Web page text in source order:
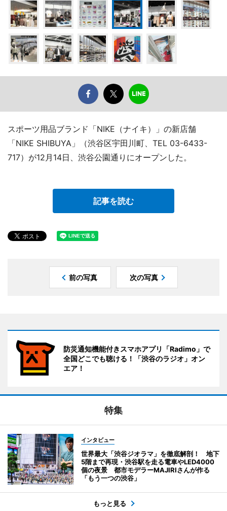
スポーツ用品ブランド「NIKE（ナイキ）」の新店舗
「NIKE SHIBUYA」（渋谷区宇田川町、TEL 03-6433-
717）が12月14日、渋谷公園通りにオープンした。
記事を読む
前の写真 次の写真
防災通知機能付きスマホアプリ「Radimo」で
全国どこでも聴ける！「渋谷のラジオ」オン
エア！
特集
インタビュー
世界最大「渋谷ジオラマ」を徹底解剖！ 地下
5階まで再現・渋谷駅を走る電車やLED4000
個の夜景 都市モデラーMAJIRIさんが作る
「もう一つの渋谷」
もっと見る